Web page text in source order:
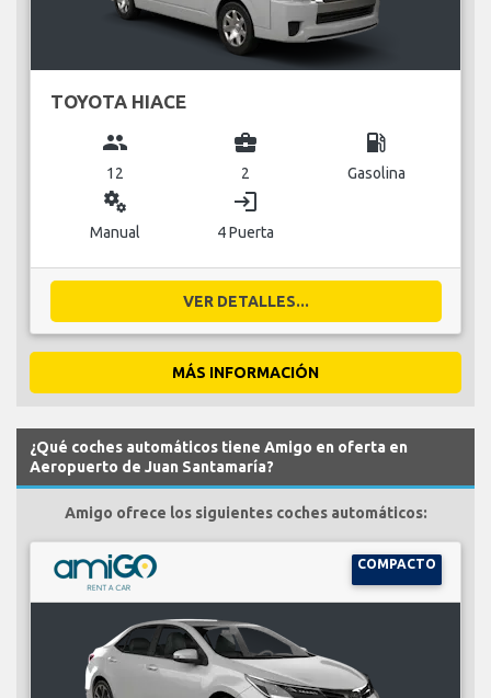
TOYOTA HIACE
group
12
business_center
2
local_gas_station
Gasolina
miscellaneous_services
Manual
login
4 Puerta
VER DETALLES...
MÁS INFORMACIÓN
¿Qué coches automáticos tiene Amigo en oferta en
Aeropuerto de Juan Santamaría?
Amigo ofrece los siguientes coches automáticos:
COMPACTO